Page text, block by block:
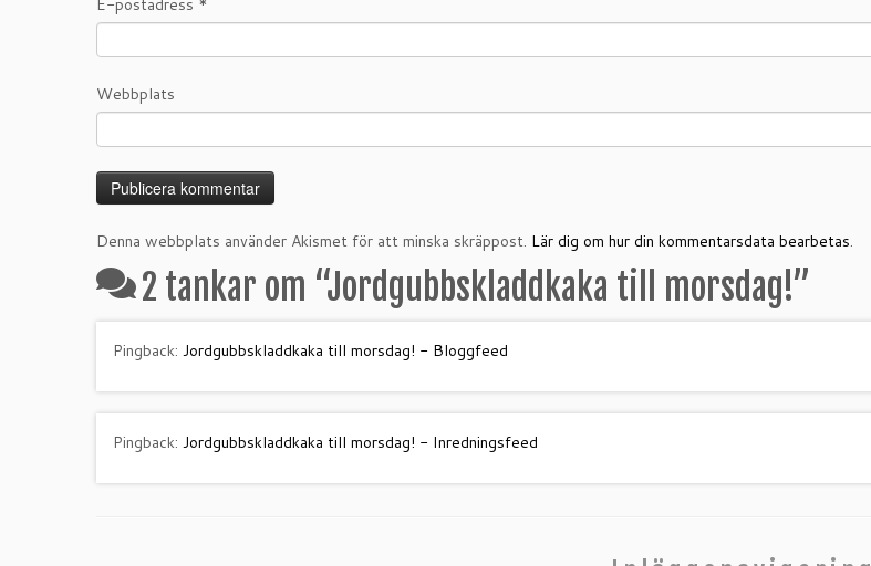
E-postadress *
Webbplats
Denna webbplats använder Akismet för att minska skräppost. Lär dig om hur din kommentarsdata bearbetas.
2 tankar om “Jordgubbskladdkaka till morsdag!”
Pingback: Jordgubbskladdkaka till morsdag! - Bloggfeed
Pingback: Jordgubbskladdkaka till morsdag! - Inredningsfeed